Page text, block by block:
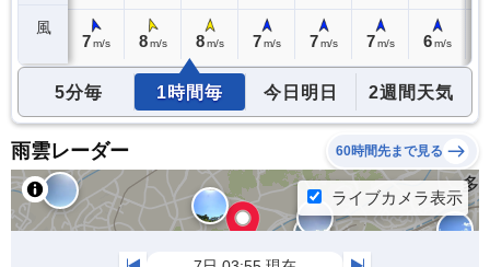
風
7 m/s 8 m/s 8 m/s 7 m/s 7 m/s 7 m/s 6 m/s
5分毎 1時間毎 今日明日 2週間天気
雨雲レーダー 60時間先まで見る